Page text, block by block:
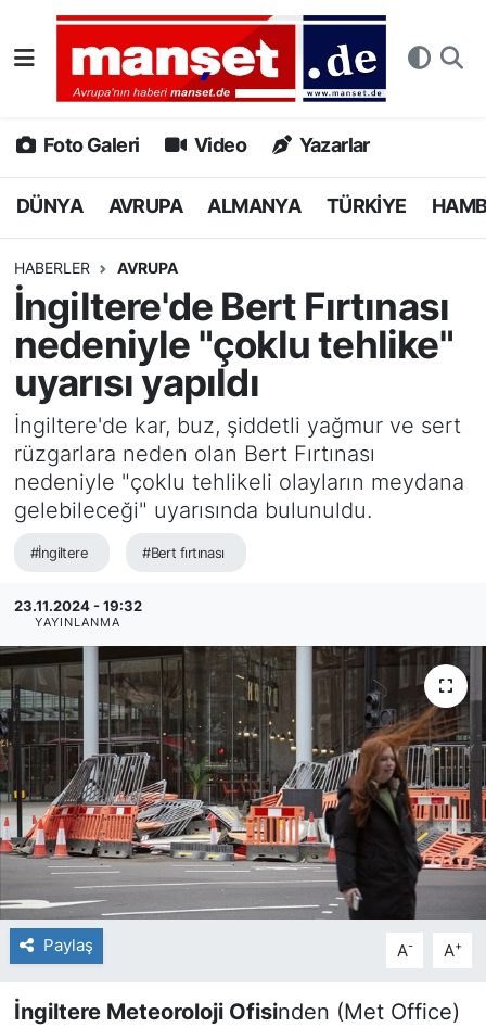
Foto Galeri Video Yazarlar
DÜNYA AVRUPA ALMANYA TÜRKİYE
HABERLER AVRUPA
İngiltere'de Bert Fırtınası
nedeniyle "çoklu tehlike"
uyarısı yapıldı
İngiltere'de kar, buz, şiddetli yağmur ve sert
rüzgarlara neden olan Bert Fırtınası
nedeniyle "çoklu tehlikeli olayların meydana
gelebileceği" uyarısında bulunuldu.
#İngiltere #Bert fırtınası
23.11.2024 - 19:32
YAYINLANMA
Paylaş A- A+
İngiltere Meteoroloji Ofisinden (Met Office)
DÜNYA
AVRUPA
ALMANYA
HAMBURG
SPOR
DEUTSCH
EKONOMİ
SİYASET
Nöbetçi Eczaneler
Hava Durumu
Namaz Vakitleri
Puan Durumu ve Fikstür
Tüm Manşetler
Son Dakika Haberleri
Haber Arşivi